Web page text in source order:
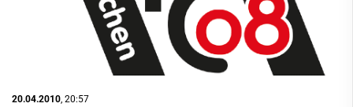
20.04.2010 , 20:57